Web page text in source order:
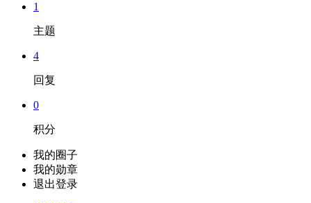
1
主题
4
回复
0
积分
我的圈子
我的勋章
退出登录